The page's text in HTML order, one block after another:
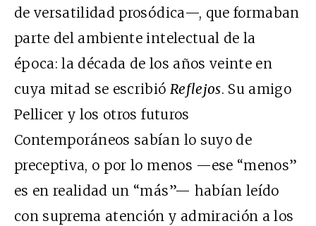
de versatilidad prosódica—, que formaban
parte del ambiente intelectual de la
época: la década de los años veinte en
cuya mitad se escribió Reflejos. Su amigo
Pellicer y los otros futuros
Contemporáneos sabían lo suyo de
preceptiva, o por lo menos —ese “menos”
es en realidad un “más”— habían leído
con suprema atención y admiración a los